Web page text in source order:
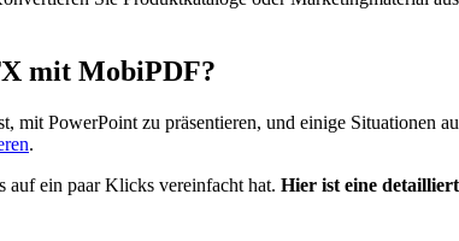
mit MobiPDF?
mit PowerPoint zu präsentieren, und einige
.
auf ein paar Klicks vereinfacht hat. Hier ist eine